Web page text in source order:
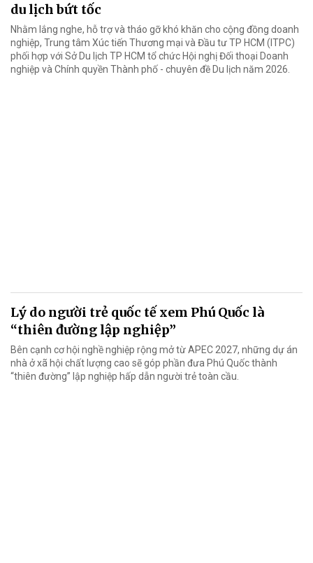
du lịch bứt tốc
Nhằm lắng nghe, hỗ trợ và tháo gỡ khó khăn cho cộng đồng doanh
nghiệp, Trung tâm Xúc tiến Thương mại và Đầu tư TP HCM (ITPC)
phối hợp với Sở Du lịch TP HCM tổ chức Hội nghị Đối thoại Doanh
nghiệp và Chính quyền Thành phố - chuyên đề Du lịch năm 2026.
Lý do người trẻ quốc tế xem Phú Quốc là
“thiên đường lập nghiệp”
Bên cạnh cơ hội nghề nghiệp rộng mở từ APEC 2027, những dự án
nhà ở xã hội chất lượng cao sẽ góp phần đưa Phú Quốc thành
“thiên đường” lập nghiệp hấp dẫn người trẻ toàn cầu.